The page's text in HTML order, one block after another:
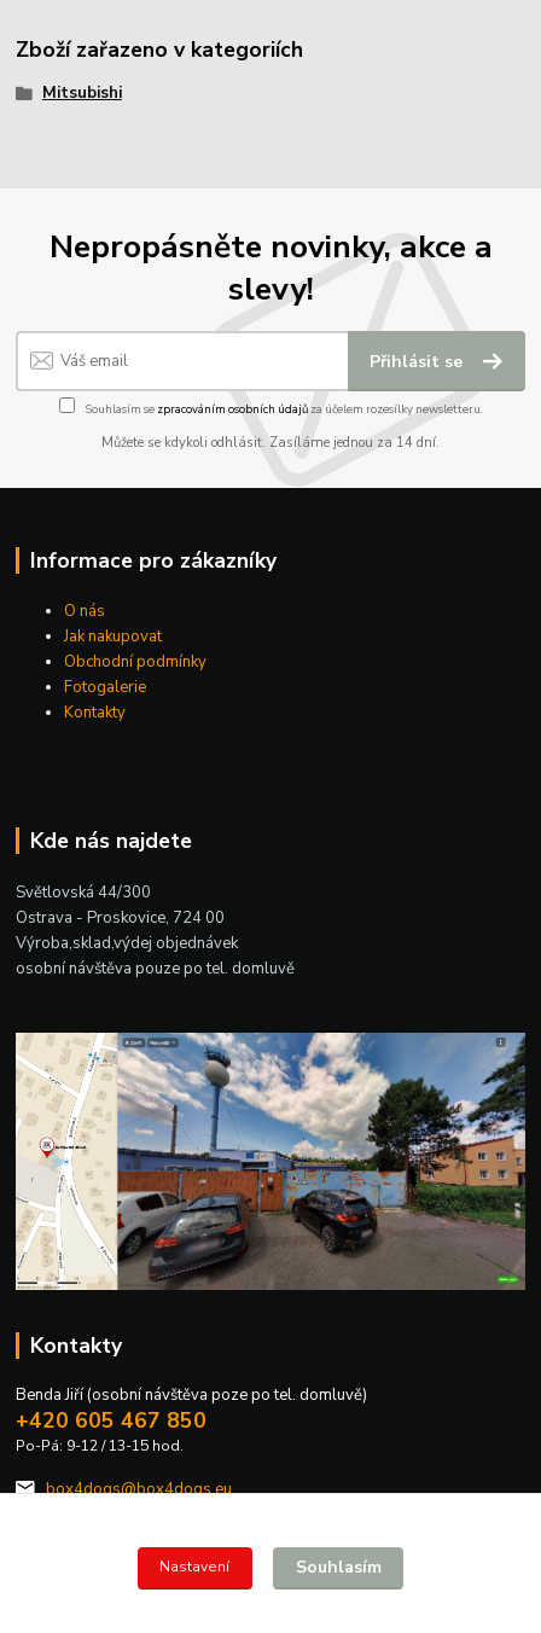
Zboží zařazeno v kategoriích
Mitsubishi
Nepropásněte novinky, akce a
slevy!
Přihlásit se
Souhlasím se zpracováním osobních údajůza účelem rozesílky newsletteru.
Můžete se kdykoli odhlásit. Zasíláme jednou za 14 dní.
Informace pro zákazníky
O nás
Jak nakupovat
Obchodní podmínky
Fotogalerie
Kontakty
Kde nás najdete
Světlovská 44/300
Ostrava - Proskovice, 724 00
Výroba,sklad,výdej objednávek
osobní návštěva pouze po tel. domluvě
Kontakty
Benda Jiří (osobní návštěva poze po tel. domluvě)
+420 605 467 850
Po-Pá: 9-12 / 13-15 hod.
box4dogs@box4dogs.eu
Nastavení Souhlasím